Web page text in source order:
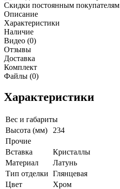
Скидки постоянным покупателям
Описание
Характеристики
Наличие
Видео (0)
Отзывы
Доставка
Комплект
Файлы (0)
Характеристики
Вес и габариты
Высота (мм)
234
Прочие
Вставка
Кристаллы
Материал
Латунь
Тип отделки Глянцевая
Цвет
Хром